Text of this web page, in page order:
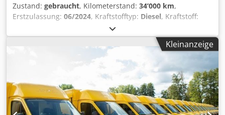
Zustand: gebraucht, Kilometerstand: 34’000 km,
Erstzulassung: 06/2024, Kraftstofftyp: Diesel, Kraftstoff:
, Getriebetyp:
Emissionsklasse:Euro 6e, Baujahr 02/2024 – Kastenwagen
mit Aluminiumaufbau, Einzelrad hinten, Schaltgetriebe,
34.000 km, Radio, Zentralverriegelung, Klimaanlage,
zulässiges Gesamtgewicht 740 kg. Dkodpfx Ajzrpg Ish Ner
Der oben genannte Preis zuzüglich 22 % Mehrwertsteuer +
Ummeldekosten.
Kleinanzeige